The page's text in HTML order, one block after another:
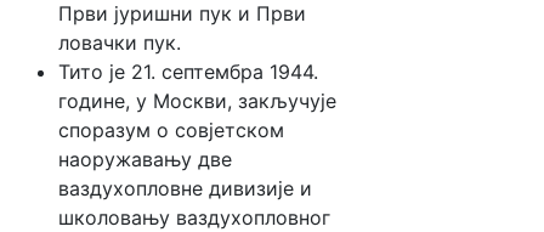
Први јуришни пук и Први
ловачки пук.
Тито је 21. септембра 1944.
године, у Москви, закључује
споразум о совјетском
наоружавању две
ваздухопловне дивизије и
школовању ваздухопловног